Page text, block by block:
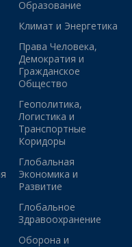
Образование
Климат и Энергетика
Права Человека,
Демократия и
Гражданское
Общество
Геополитика,
Логистика и
Транспортные
Коридоры
Глобальная
Экономика и
Развитие
Глобальное
Здравоохранение
Оборона и